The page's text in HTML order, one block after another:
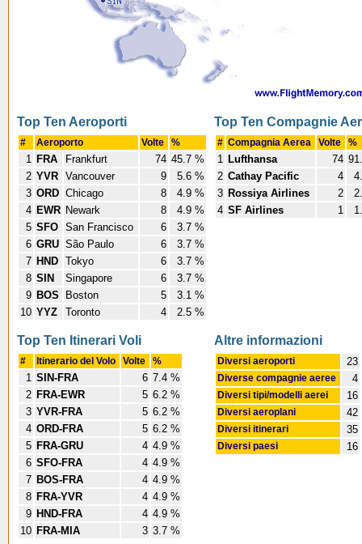
Top Ten Aeroporti
# Aeroporto Volte %
1 FRA Frankfurt 74 45.7 %
2 YVR Vancouver 9
5.6 %
3 ORD Chicago 8
4.9 %
4 EWR Newark 8
4.9 %
5 SFO San Francisco 6
3.7 %
6 GRU São Paulo 6
3.7 %
7 HND Tokyo 6
3.7 %
8 SIN Singapore 6
3.7 %
9 BOS Boston 5
3.1 %
10 YYZ Toronto 4 2.5 %
Top Ten Compagnie
# Compagnia Aerea Volte %
1 Lufthansa 74
2 Cathay Pacific 4
3 Rossiya Airlines 2
4 SF Airlines 1
Top Ten Itinerari Voli
# Itinerario del Volo Volte %
1 SIN-FRA 6 7.4 %
2 FRA-EWR 5 6.2 %
3 YVR-FRA 5 6.2 %
4 ORD-FRA 5 6.2 %
5 FRA-GRU 4 4.9 %
6 SFO-FRA 4 4.9 %
7 BOS-FRA 4 4.9 %
8 FRA-YVR 4 4.9 %
9 HND-FRA 4 4.9 %
10 FRA-MIA 3 3.7 %
Altre informazioni
Diversi aeroporti 23
Diverse compagnie aeree 4
Diversi tipi/modelli aerei 16
Diversi aeroplani 42
Diversi itinerari 35
Diversi paesi 16